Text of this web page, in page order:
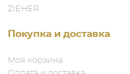
ZIEHER
Покупка и доставка
Моя корзина